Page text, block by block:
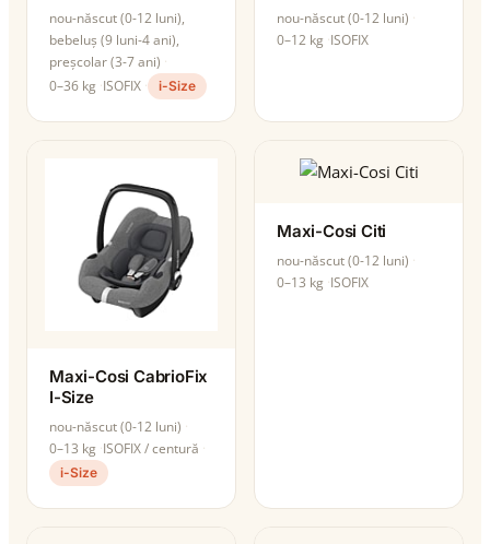
nou-născut (0-12 luni),
bebeluș (9 luni-4 ani),
preșcolar (3-7 ani)
0–36 kg ISOFIX i-Size
nou-născut (0-12 luni)
0–12 kg ISOFIX
Maxi-Cosi CabrioFix
I-Size
nou-născut (0-12 luni)
0–13 kg ISOFIX / centură
i-Size
Maxi-Cosi Citi
nou-născut (0-12 luni)
0–13 kg ISOFIX